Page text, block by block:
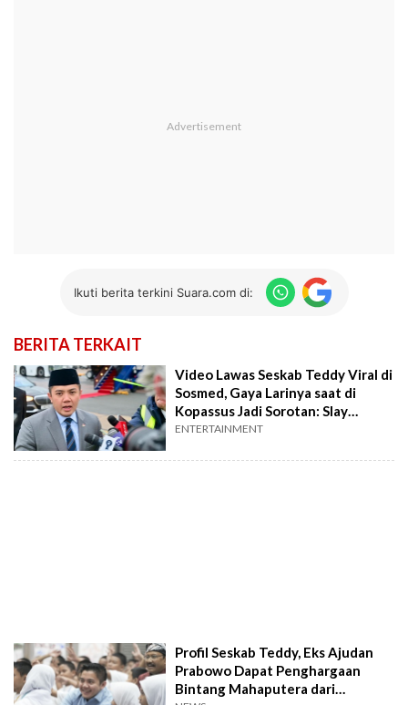
Ikuti berita terkini Suara.com di:
BERITA TERKAIT
Video Lawas Seskab Teddy Viral di
Sosmed, Gaya Larinya saat di
Kopassus Jadi Sorotan: Slay
Banget
ENTERTAINMENT
Profil Seskab Teddy, Eks Ajudan
Prabowo Dapat Penghargaan
Bintang Mahaputera dari